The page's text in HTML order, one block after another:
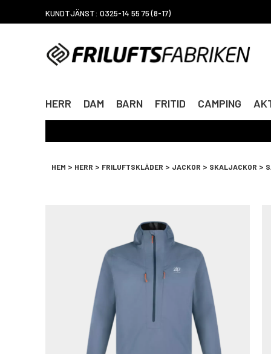
KUNDTJÄNST: 0325-14 55 75 (8-17)
HERR DAM BARN FRITID CAMPING
HEM > HERR > FRILUFTSKLÄDER > JACKOR > SKALJACKOR >